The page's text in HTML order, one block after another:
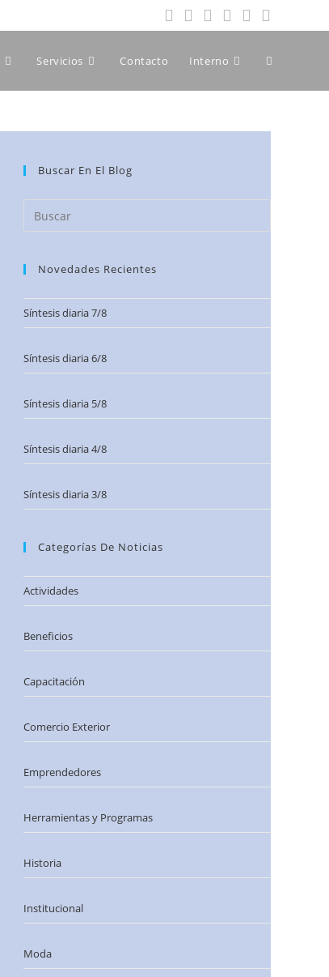
Servicios Contacto Interno
Buscar En El Blog
Novedades Recientes
Síntesis diaria 7/8
Síntesis diaria 6/8
Síntesis diaria 5/8
Síntesis diaria 4/8
Síntesis diaria 3/8
Categorías De Noticias
Actividades
Beneficios
Capacitación
Comercio Exterior
Emprendedores
Herramientas y Programas
Historia
Institucional
Moda